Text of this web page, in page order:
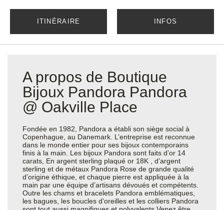
ITINÉRAIRE INFOS
A propos de Boutique
Bijoux Pandora Pandora
@ Oakville Place
Fondée en 1982, Pandora a établi son siège social à
Copenhague, au Danemark. L’entreprise est reconnue
dans le monde entier pour ses bijoux contemporains
finis à la main. Les bijoux Pandora sont faits d’or 14
carats, En argent sterling plaqué or 18K , d’argent
sterling et de métaux Pandora Rose de grande qualité
d’origine éthique, et chaque pierre est appliquée à la
main par une équipe d’artisans dévoués et compétents.
Outre les chams et bracelets Pandora emblématiques,
les bagues, les boucles d’oreilles et les colliers Pandora